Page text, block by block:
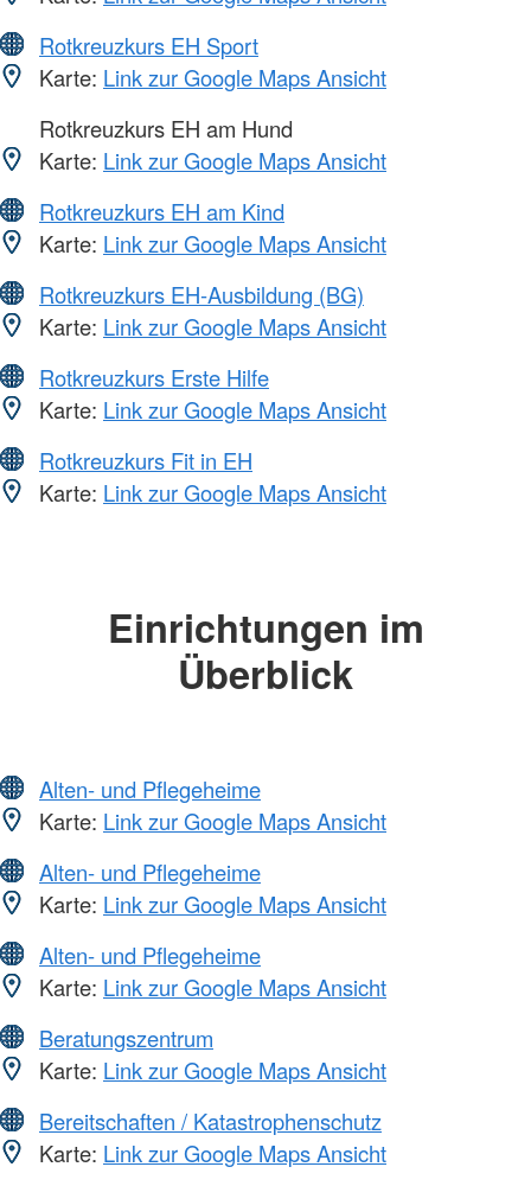
Rotkreuzkurs EH Sport
Karte: Link zur Google Maps Ansicht
Rotkreuzkurs EH am Hund
Karte: Link zur Google Maps Ansicht
Rotkreuzkurs EH am Kind
Karte: Link zur Google Maps Ansicht
Rotkreuzkurs EH-Ausbildung (BG)
Karte: Link zur Google Maps Ansicht
Rotkreuzkurs Erste Hilfe
Karte: Link zur Google Maps Ansicht
Rotkreuzkurs Fit in EH
Karte: Link zur Google Maps Ansicht
Einrichtungen im
Überblick
Alten- und Pflegeheime
Karte: Link zur Google Maps Ansicht
Alten- und Pflegeheime
Karte: Link zur Google Maps Ansicht
Alten- und Pflegeheime
Karte: Link zur Google Maps Ansicht
Beratungszentrum
Karte: Link zur Google Maps Ansicht
Bereitschaften / Katastrophenschutz
Karte: Link zur Google Maps Ansicht